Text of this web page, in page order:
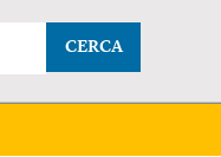
CERCA